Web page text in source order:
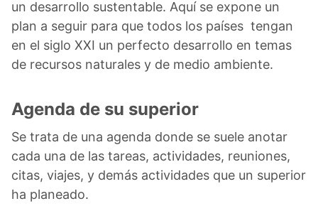
un desarrollo sustentable. Aquí se expone un
plan a seguir para que todos los países tengan
en el siglo XXI un perfecto desarrollo en temas
de recursos naturales y de medio ambiente.
Agenda de su superior
Se trata de una agenda donde se suele anotar
cada una de las tareas, actividades, reuniones,
citas, viajes, y demás actividades que un superior
ha planeado.